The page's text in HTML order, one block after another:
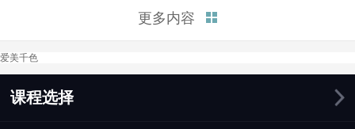
富的知识和实践机会，帮助你在
化妆行业中迅速找到就业机会。
一、化妆行业需求持续增长。在
更多内容
爱美千色
课程选择